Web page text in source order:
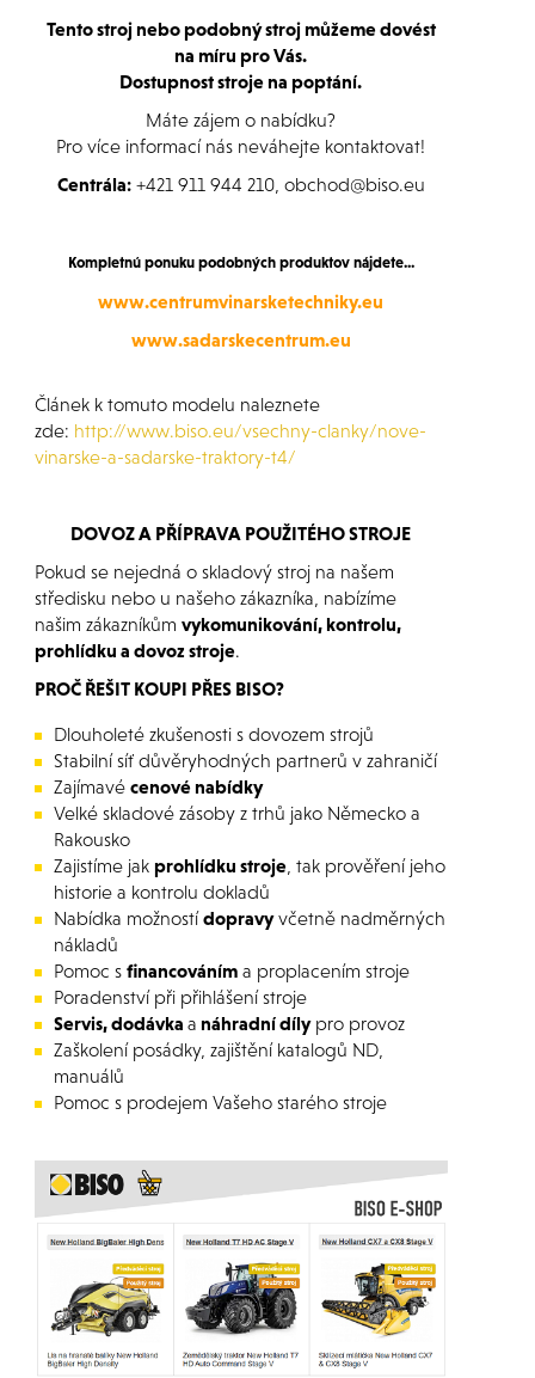
Tento stroj nebo podobný stroj můžeme dovést
na míru pro Vás.
Dostupnost stroje na poptání.
Máte zájem o nabídku?
Pro více informací nás neváhejte kontaktovat!
Centrála:+421 911 944 210, obchod@biso.eu
Kompletnú ponuku podobných produktov nájdete...
www.centrumvinarsketechniky.eu
www.sadarskecentrum.eu
Článek k tomuto modelu naleznete
zde: http://www.biso.eu/vsechny-clanky/nove-
vinarske-a-sadarske-traktory-t4/
DOVOZ A PŘÍPRAVA POUŽITÉHO STROJE
Pokud se nejedná o skladový stroj na našem
středisku nebo u našeho zákazníka, nabízíme
našim zákazníkům vykomunikování, kontrolu,
prohlídku a dovoz stroje.
PROČ ŘEŠIT KOUPI PŘES BISO?
Dlouholeté zkušenosti s dovozem strojů
Stabilní síť důvěryhodných partnerů v zahraničí
Zajímavé cenové nabídky
Velké skladové zásoby z trhů jako Německo a
Rakousko
Zajistíme jak prohlídku stroje, tak prověření jeho
historie a kontrolu dokladů
Nabídka možnostídopravyvčetně nadměrných
nákladů
Pomoc s financováníma proplacením stroje
Poradenství při přihlášení stroje
Servis, dodávka a náhradní dílypro provoz
Zaškolení posádky, zajištění katalogů ND,
manuálů
Pomoc s prodejem Vašeho starého stroje